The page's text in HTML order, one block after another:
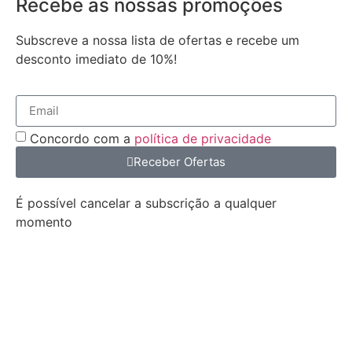
Recebe as nossas promoções
Subscreve a nossa lista de ofertas e recebe um
desconto imediato de 10%!
Concordo com a política de privacidade
Receber Ofertas
É possível cancelar a subscrição a qualquer
momento